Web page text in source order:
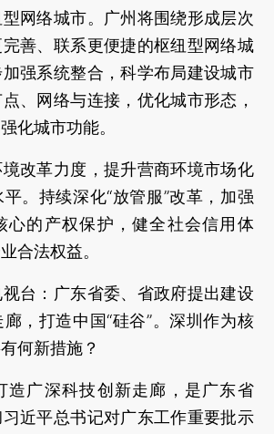
网络城市。广州将围绕形成层次
善、联系更便捷的枢纽型网络城
强系统整合，科学布局建设城市
、网络与连接，优化城市形态，
化城市功能。
革力度，提升营商环境市场化
。持续深化“放管服”改革，加强
心的产权保护，健全社会信用体
合法权益。
台： 广东省委、省政府提出建设
，打造中国“硅谷”。深圳作为核
何新措施？
造广深科技创新走廊，是广东省
近平总书记对广东工作重要批示